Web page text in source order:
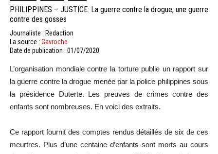
PHILIPPINES – JUSTICE: La guerre contre la drogue, une guerre
contre des gosses
Journaliste : Redaction
La source : Gavroche
Date de publication : 01/07/2020
L’organisation mondiale contre la torture publie un rapport sur
la guerre contre la drogue menée par la police philippines sous
la présidence Duterte. Les preuves de crimes contre des
enfants sont nombreuses. En voici des extraits.
Ce rapport fournit des comptes rendus détaillés de six de ces
meurtres. Plus d’une centaine d’enfants sont morts au cours